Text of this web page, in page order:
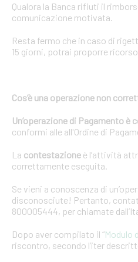
Qualora la Banca rifiuti il
comunicazione motivata.
Resta fermo che in caso di
15 giorni, potrai proporre ricorso
Cos’è una operazione non
Un’operazione di Pagamento
conformi alle all'Ordine di
La contestazione è l’attività
correttamente eseguita.
Se vieni a conoscenza di
disconosciute! Pertanto,
800005444, per chiamate
Dopo aver compilato il “Modulo
riscontro, secondo l’iter